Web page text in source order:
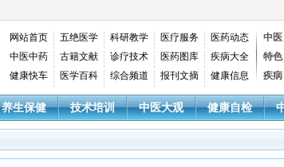
网站首页 五绝医学 科研教学 医疗服务
医药动态
中医中药 古籍文献 诊疗技术 医药图库
疾病大全
健康快车 医学百科 综合频道 报刊文摘 健康信息
中医
特色
疾病
养生保健 技术培训 中医大观 健康自检